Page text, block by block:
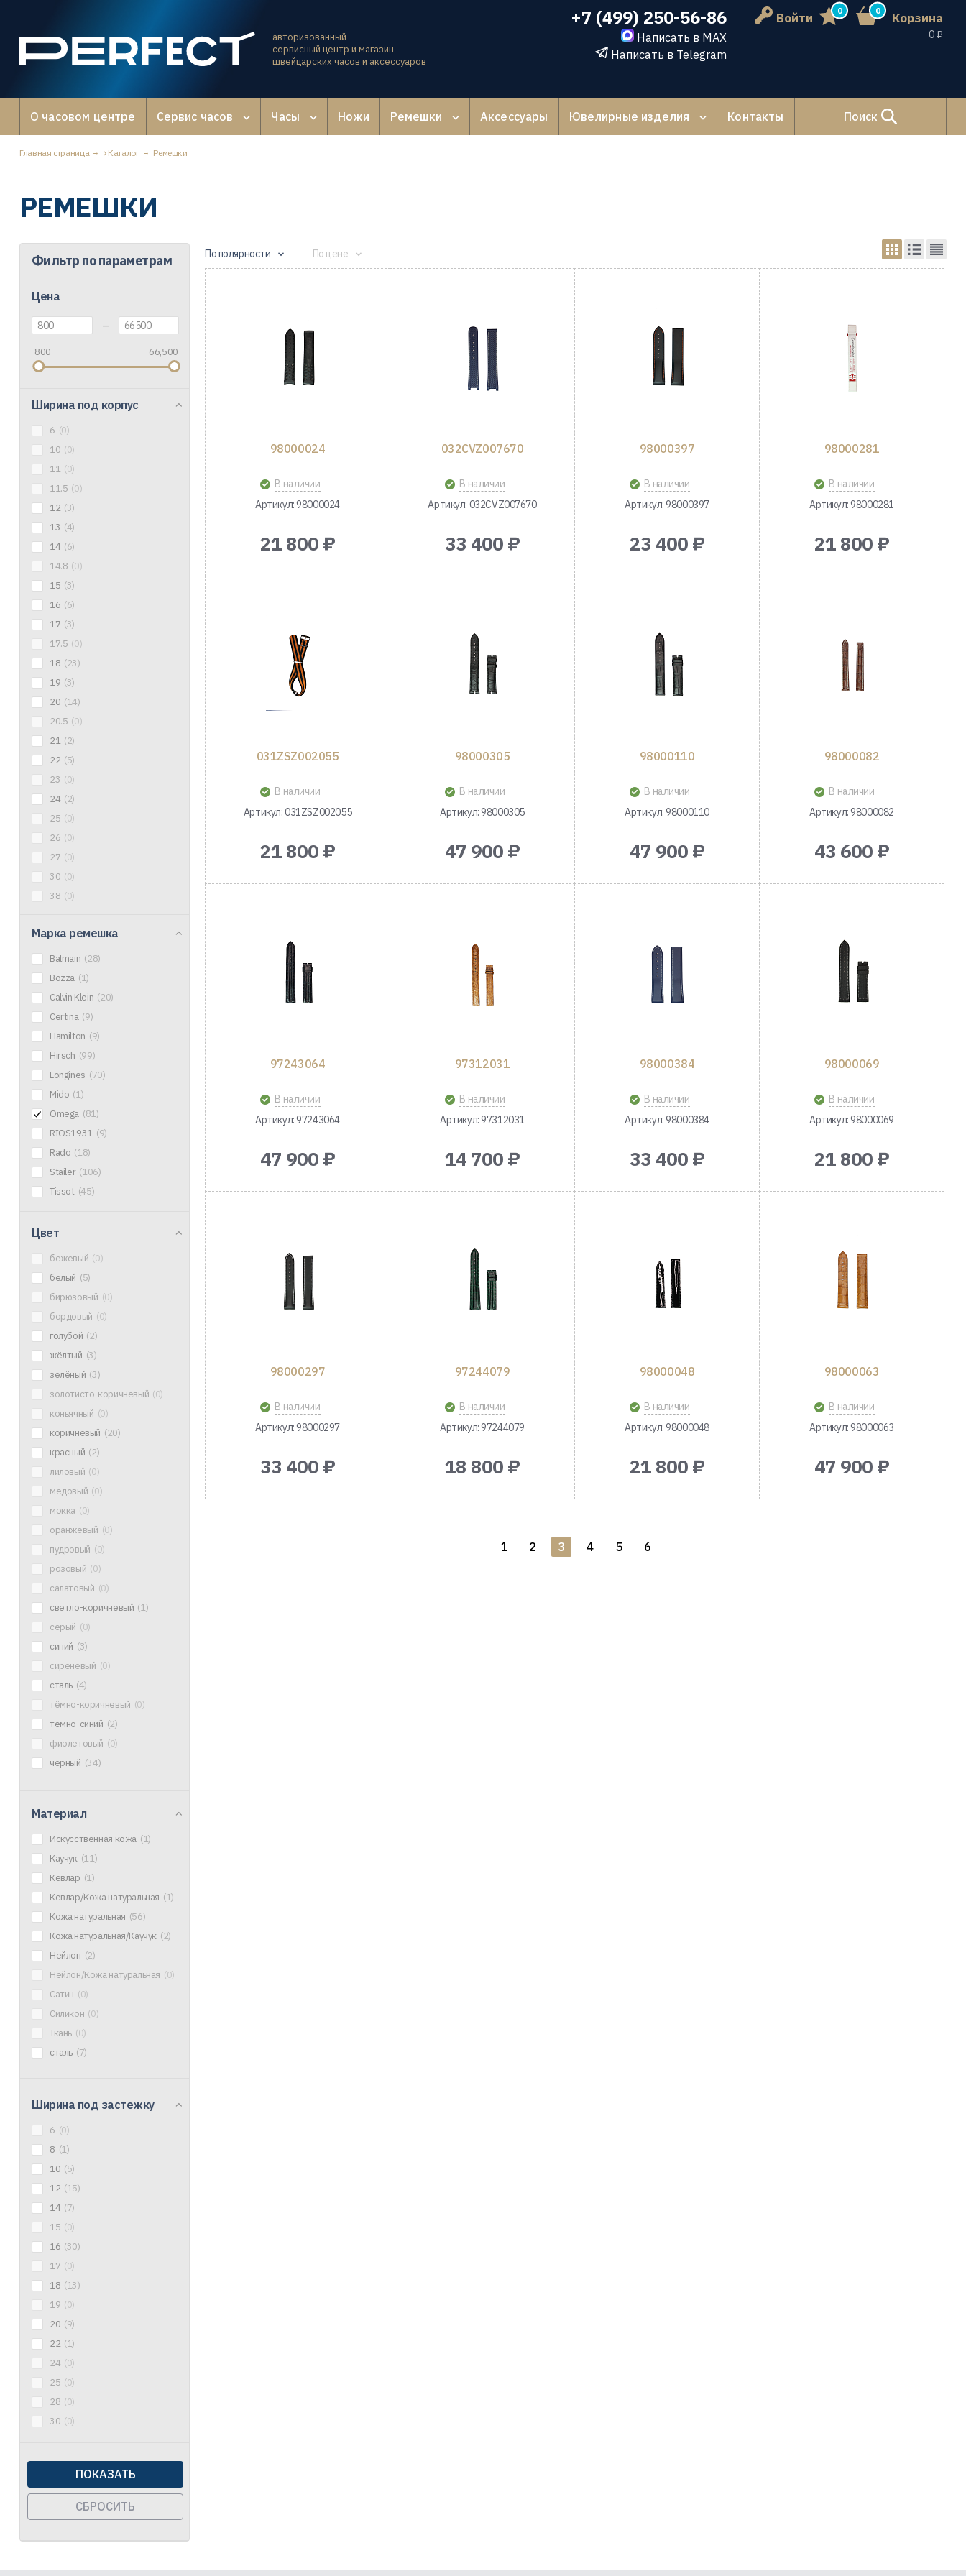
авторизованный
сервисный центр и магазин
швейцарских часов и аксессуаров
+7 (499) 250-56-86
Написать в MAX
Написать в Telegram
Войти 0 0 Корзина
0 ₽
О часовом центре Сервис часов Часы Ножи Ремешки Аксессуары Ювелирные изделия Контакты Поиск
Главная страница Каталог Ремешки
РЕМЕШКИ
Фильтр по параметрам
Цена
–
800 66,500
Ширина под корпус
6 (0)
10 (0)
11 (0)
11.5 (0)
12 (3)
13 (4)
14 (6)
14.8 (0)
15 (3)
16 (6)
17 (3)
17.5 (0)
18 (23)
19 (3)
20 (14)
20.5 (0)
21 (2)
22 (5)
23 (0)
24 (2)
25 (0)
26 (0)
27 (0)
30 (0)
38 (0)
Марка ремешка
Balmain (28)
Bozza (1)
Calvin Klein (20)
Certina (9)
Hamilton (9)
Hirsch (99)
Longines (70)
Mido (1)
Omega (81)
RIOS1931 (9)
Rado (18)
Stailer (106)
Tissot (45)
Цвет
бежевый (0)
белый (5)
бирюзовый (0)
бордовый (0)
голубой (2)
жёлтый (3)
зелёный (3)
золотисто-коричневый (0)
коньячный (0)
коричневый (20)
красный (2)
лиловый (0)
медовый (0)
мокка (0)
оранжевый (0)
пудровый (0)
розовый (0)
салатовый (0)
светло-коричневый (1)
серый (0)
синий (3)
сиреневый (0)
сталь (4)
тёмно-коричневый (0)
тёмно-синий (2)
фиолетовый (0)
чёрный (34)
Материал
Искусственная кожа (1)
Каучук (11)
Кевлар (1)
Кевлар/Кожа натуральная (1)
Кожа натуральная (56)
Кожа натуральная/Каучук (2)
Нейлон (2)
Нейлон/Кожа натуральная (0)
Сатин (0)
Силикон (0)
Ткань (0)
сталь (7)
Ширина под застежку
6 (0)
8 (1)
10 (5)
12 (15)
14 (7)
15 (0)
16 (30)
17 (0)
18 (13)
19 (0)
20 (9)
22 (1)
24 (0)
25 (0)
28 (0)
30 (0)
ПОКАЗАТЬ
СБРОСИТЬ
По полярности По цене
98000024
В наличии
Артикул: 98000024
21 800 ₽
032CVZ007670
В наличии
Артикул: 032CVZ007670
33 400 ₽
98000397
В наличии
Артикул: 98000397
23 400 ₽
98000281
В наличии
Артикул: 98000281
21 800 ₽
031ZSZ002055
В наличии
Артикул: 031ZSZ002055
21 800 ₽
98000305
В наличии
Артикул: 98000305
47 900 ₽
98000110
В наличии
Артикул: 98000110
47 900 ₽
98000082
В наличии
Артикул: 98000082
43 600 ₽
97243064
В наличии
Артикул: 97243064
47 900 ₽
97312031
В наличии
Артикул: 97312031
14 700 ₽
98000384
В наличии
Артикул: 98000384
33 400 ₽
98000069
В наличии
Артикул: 98000069
21 800 ₽
98000297
В наличии
Артикул: 98000297
33 400 ₽
97244079
В наличии
Артикул: 97244079
18 800 ₽
98000048
В наличии
Артикул: 98000048
21 800 ₽
98000063
В наличии
Артикул: 98000063
47 900 ₽
1 2 3 4 5 6